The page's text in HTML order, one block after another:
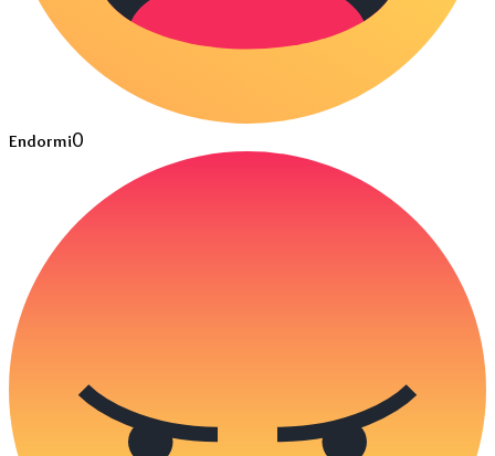
Endormi0